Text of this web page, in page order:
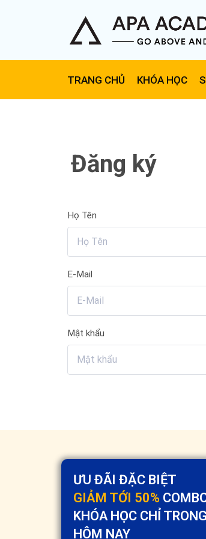
TRANG CHỦ KHÓA HỌC
Đăng ký
Họ Tên
E-Mail
Mật khẩu
ƯU ĐÃI ĐẶC BIỆT
GIẢM TỚI 50%
KHÓA HỌC CHỈ TRONG
HÔM NAY